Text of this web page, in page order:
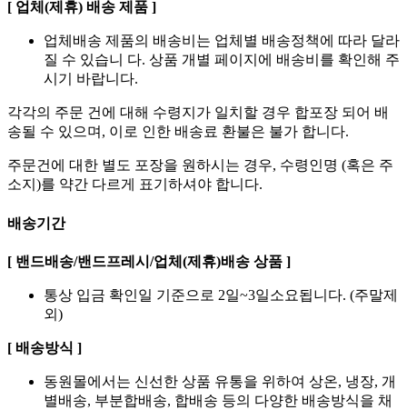
[ 업체(제휴) 배송 제품 ]
업체배송 제품의 배송비는 업체별 배송정책에 따라 달라
질 수 있습니 다. 상품 개별 페이지에 배송비를 확인해 주
시기 바랍니다.
각각의 주문 건에 대해 수령지가 일치할 경우 합포장 되어 배
송될 수 있으며, 이로 인한 배송료 환불은 불가 합니다.
주문건에 대한 별도 포장을 원하시는 경우, 수령인명 (혹은 주
소지)를 약간 다르게 표기하셔야 합니다.
배송기간
[ 밴드배송/밴드프레시/업체(제휴)배송 상품 ]
통상 입금 확인일 기준으로 2일~3일소요됩니다. (주말제
외)
[ 배송방식 ]
동원몰에서는 신선한 상품 유통을 위하여 상온, 냉장, 개
별배송, 부분합배송, 합배송 등의 다양한 배송방식을 채